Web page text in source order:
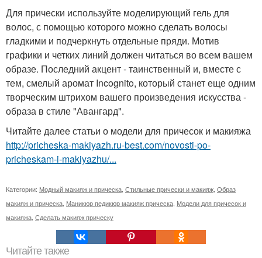
Для прически используйте моделирующий гель для
волос, с помощью которого можно сделать волосы
гладкими и подчеркнуть отдельные пряди. Мотив
графики и четких линий должен читаться во всем вашем
образе. Последний акцент - таинственный и, вместе с
тем, смелый аромат Incognito, который станет еще одним
творческим штрихом вашего произведения искусства -
образа в стиле "Авангард".
Читайте далее статьи о модели для причесок и макияжа
http://pricheska-makiyazh.ru-best.com/novosti-po-
pricheskam-i-makiyazhu/...
Категории: Модный макияж и прическа Стильные прически и макияж Образ
макияж и прическа Маникюр педикюр макияж прическа Модели для причесок и
макияжа Сделать макияж прическу
Читайте также